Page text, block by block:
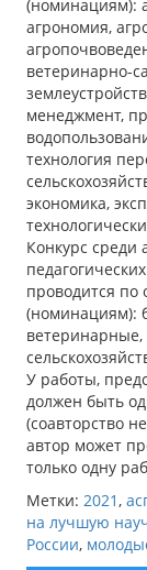
(номинациям):
агрономия,
ветеринарно-
менеджмент,
технология
экономика,
Конкурс среди
проводится по
(номинациям):
ветеринарные,
У работы,
должен быть
(соавторство
автор может
только одну
Метки: 2021,
на лучшую
России,